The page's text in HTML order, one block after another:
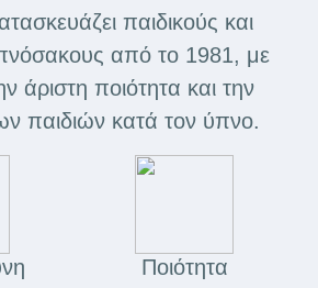
παιδικούς και
από το 1981, με
άριστη ποιότητα και την
παιδιών κατά τον ύπνο.
Ποιότητα